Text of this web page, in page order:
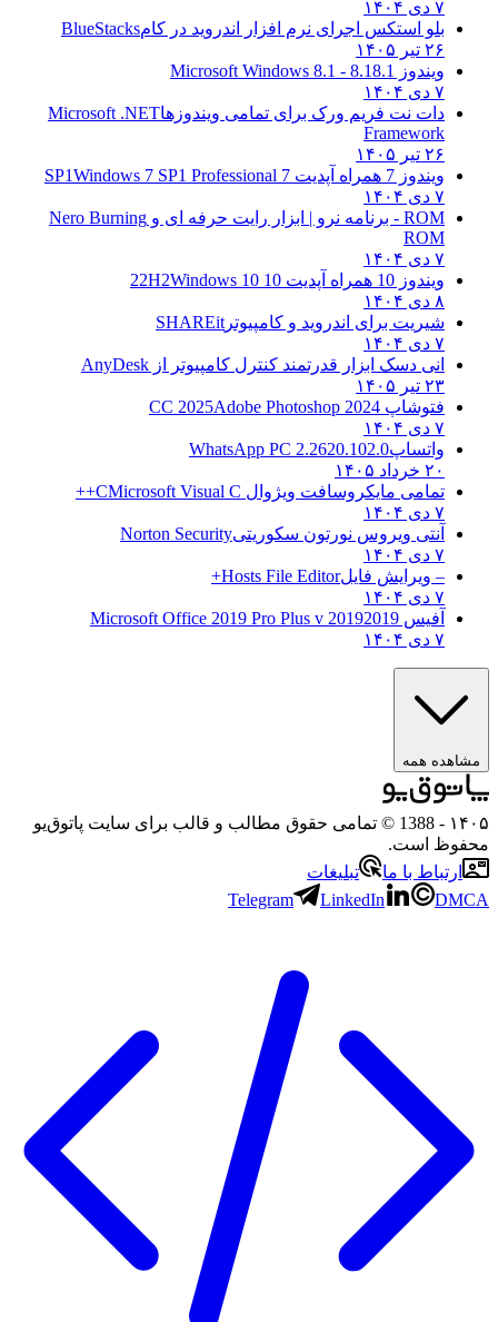
۷ دی ۱۴۰۴
بلو استکس اجرای نرم افزار اندروید در کامBlueStacks
۲۶ تیر ۱۴۰۵
ویندوز 8.1
8.1 - Microsoft Windows 8.1
۷ دی ۱۴۰۴
دات نت فریم ورک برای تمامی ویندوزهاMicrosoft .NET
Framework
۲۶ تیر ۱۴۰۵
ویندوز 7 همراه آپدیت 7 SP1
Windows 7 SP1 Professional
۷ دی ۱۴۰۴
ROM - برنامه نرو | ابزار رایت حرفه ای و
Nero Burning
ROM
۷ دی ۱۴۰۴
ویندوز 10 همراه آپدیت 10 22H2
Windows 10
۸ دی ۱۴۰۴
شیریت برای اندروید و کامپیوتر SHAREit
۷ دی ۱۴۰۴
انی دسک ابزار قدرتمند کنترل کامپیوتر از AnyDesk
۲۳ تیر ۱۴۰۵
فتوشاپ CC 2025 Adobe Photoshop 2024
۷ دی ۱۴۰۴
واتساپWhatsApp PC 2.2620.102.0
۲۰ خرداد ۱۴۰۵
تمامی مایکروسافت ویژوال C Microsoft Visual C++
۷ دی ۱۴۰۴
آنتی ویروس نورتون سکوریتیNorton Security
۷ دی ۱۴۰۴
– ویرایش فایلHosts File Editor+
۷ دی ۱۴۰۴
آفیس 2019 2019 Microsoft Office 2019 Pro Plus v
۷ دی ۱۴۰۴
مشاهده همه
۱۴۰۵
- 1388 © تمامی حقوق مطالب و قالب برای سایت پاتوق‌یو
محفوظ است.
ارتباط با ما
تبلیغات
Telegram
LinkedIn DMCA